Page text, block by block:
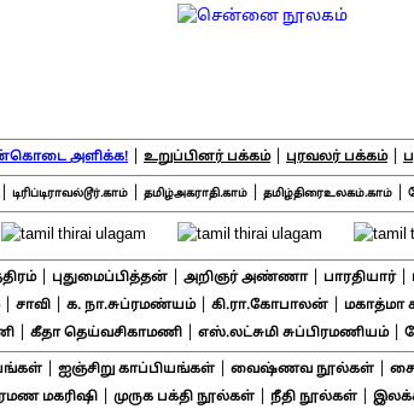
அளிக்க! உறுப்பினர் பக்கம்| புரவலர் பக்கம்|
டிரிப்டிராவல்டூர்.காம்| தமிழ்அகராதி.காம்| தமிழ்திரைஉலகம்.காம்|
| புதுமைப்பித்தன் அறிஞர் அண்ணா| பாரதியார்|
| சாவி| க. நா.சுப்ரமண்யம்| கி.ரா.கோபாலன்| மகாத்மா
கீதா தெய்வசிகாமணி எஸ்.லட்சுமி சுப்பிரமணியம்|
| ஐஞ்சிறு காப்பியங்கள்| வைஷ்ணவ நூல்கள்|
ரமண மகரிஷி| முருக பக்தி நூல்கள்| நீதி நூல்கள்|